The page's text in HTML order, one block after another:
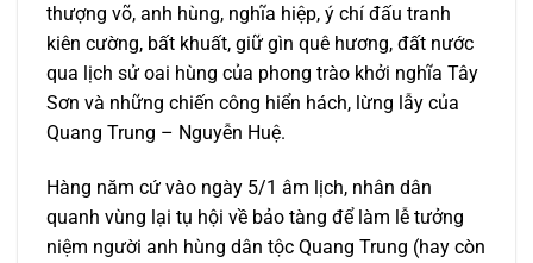
thượng võ, anh hùng, nghĩa hiệp, ý chí đấu tranh
kiên cường, bất khuất, giữ gìn quê hương, đất nước
qua lịch sử oai hùng của phong trào khởi nghĩa Tây
Sơn và những chiến công hiển hách, lừng lẫy của
Quang Trung – Nguyễn Huệ.
Hàng năm cứ vào ngày 5/1 âm lịch, nhân dân
quanh vùng lại tụ hội về bảo tàng để làm lễ tưởng
niệm người anh hùng dân tộc Quang Trung (hay còn